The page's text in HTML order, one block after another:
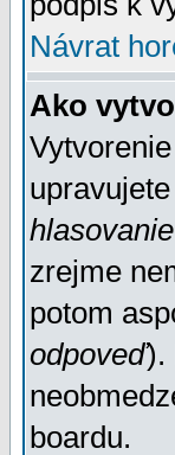
Návrat
Ako
hlasovanie
zrejme
potom
odpoveď).
boardu.